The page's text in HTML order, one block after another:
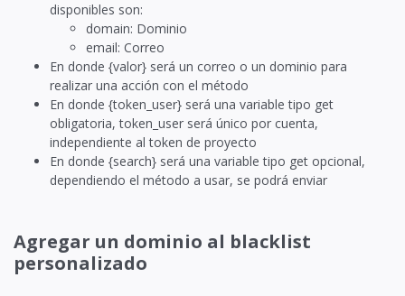
disponibles son:
domain: Dominio
email: Correo
En donde {valor} será un correo o un dominio para
realizar una acción con el método
En donde {token_user} será una variable tipo get
obligatoria, token_user será único por cuenta,
independiente al token de proyecto
En donde {search} será una variable tipo get opcional,
dependiendo el método a usar, se podrá enviar
Agregar un dominio al blacklist
personalizado